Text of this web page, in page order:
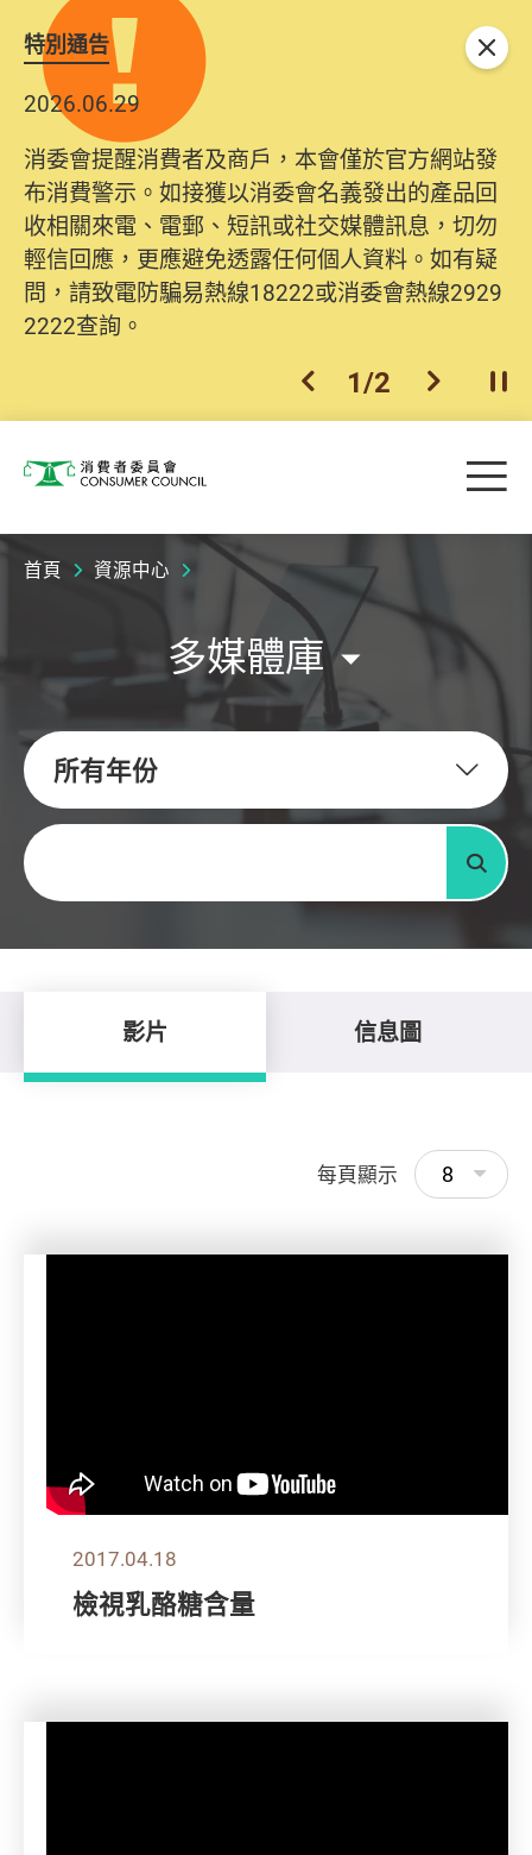
特別通告
2026.06.29
消委會提醒消費者及商戶，本會僅於官方網站發
布消費警示。如接獲以消委會名義發出的產品回
收相關來電、電郵、短訊或社交媒體訊息，切勿
輕信回應，更應避免透露任何個人資料。如有疑
問，請致電防騙易熱線18222或消委會熱線2929
2222查詢。
2025.10.31
為提升使用者體驗及網絡安全，本會的投訴處理
系統已經進行升級及推出新功能。由2025年11月
10日起，消費者需要提供基本聯絡資料（包括姓
名、電郵及電話）註冊帳戶，才可提交投訴、查
詢及建議。所有提交紀錄將清晰整合於帳戶中，
方便日後作出跟進。
上一個
2/2 下一個開
關閉
消費者委員會 目
首頁 資源中心
多媒體庫
所有年份
關鍵字
搜尋
影片 信息圖
每頁顯示 8
2017.04.18
檢視乳酪糖含量